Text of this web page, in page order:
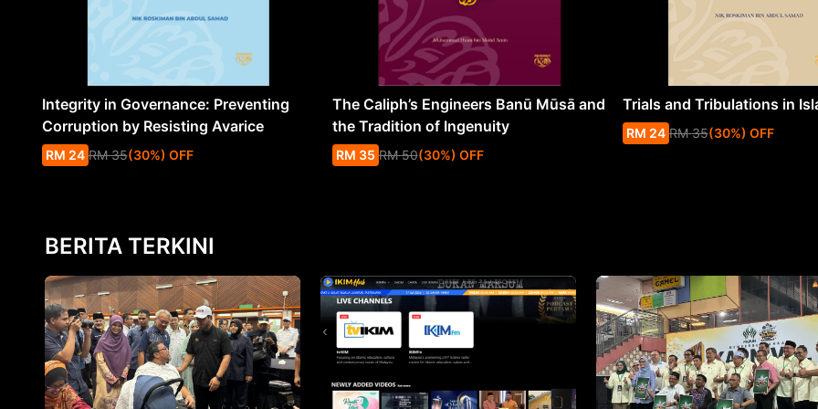
Integrity in Governance: Preventing
Corruption by Resisting Avarice
RM 24 RM 35(30%) OFF
The Caliph’s Engineers Banū Mūsā and
the Tradition of Ingenuity
RM 35 RM 50(30%) OFF
Trials and Tribulations in
RM 24 RM 35(30%) OFF
BERITA TERKINI